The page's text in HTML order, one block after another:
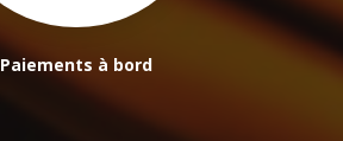
Paiements à bord